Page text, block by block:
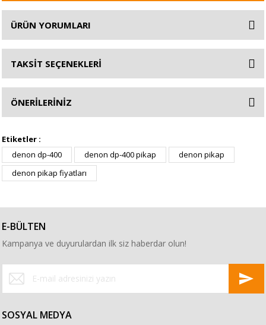
ÜRÜN YORUMLARI
TAKSİT SEÇENEKLERİ
ÖNERİLERİNİZ
Etiketler :
denon dp-400
denon dp-400 pikap
denon pikap
denon pikap fiyatları
E-BÜLTEN
Kampanya ve duyurulardan ilk siz haberdar olun!
SOSYAL MEDYA